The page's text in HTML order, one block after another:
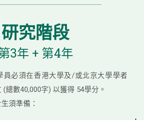
研究階段
3年 + 第4年
員必須在香港大學及/或北京大學學者
總數40,000字) 以獲得 54學分。
須準備：